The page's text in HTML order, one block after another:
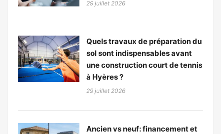
29 juillet 2026
Quels travaux de préparation du
sol sont indispensables avant
une construction court de tennis
à Hyères ?
29 juillet 2026
Ancien vs neuf: financement et